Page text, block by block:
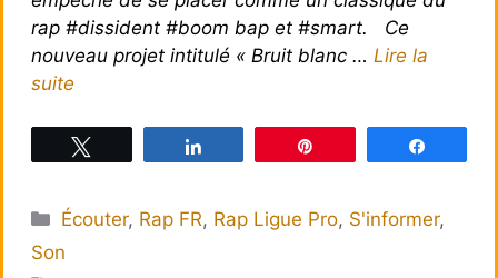
rap #dissident #boom bap et #smart. Ce
nouveau projet intitulé « Bruit blanc … Lire la
suite
Catégories
Écouter, Rap FR, Rap Ligue Pro, S'informer,
Son